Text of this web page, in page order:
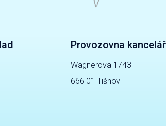
Provozovna kancelář
Wagnerova 1743
666 01 Tišnov